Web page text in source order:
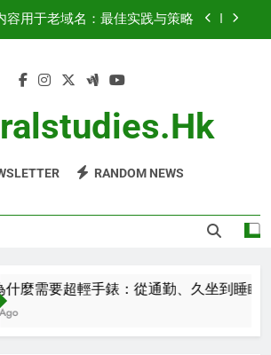
Authority、Backlink Profile、
眠，不影響日常生活的智能穿戴
容用于老域名：最佳实践与策略
Authority、Backlink Profile、
域名权重：增长与优化策略
RANDOM NEWS
需要超輕手錶：從通勤、久坐到睡眠，不